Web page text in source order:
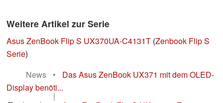
Weitere Artikel zur Serie
Asus ZenBook Flip S UX370UA-C4131T (Zenbook Flip S
Serie)
News
•
Das Asus ZenBook UX371 mit dem OLED-
Display benöti...
|